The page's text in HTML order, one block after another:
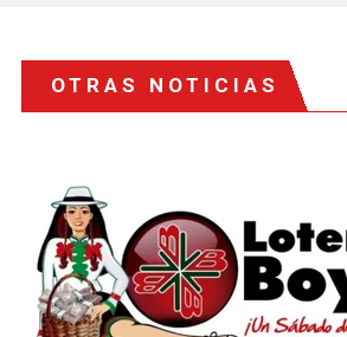
OTRAS NOTICIAS